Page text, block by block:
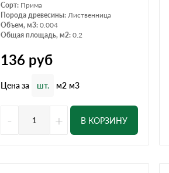
Сорт: Прима
Порода древесины: Лиственница
Объем, м3: 0.004
Общая площадь, м2: 0.2
136 руб
Цена за шт. м2 м3
- + В КОРЗИНУ